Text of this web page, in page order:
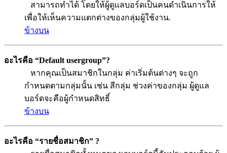
สามารถทำได้ โดยให้ผู้ดูแลบอร์ดเป็นคนดำเนินการให้
เพื่อให้เห็นความแตกต่างของกลุ่มผู้ใช้งาน.
ข้างบน
อะไรคือ “Default usergroup”?
หากคุณเป็นสมาชิกในกลุ่ม ค่าเริ่มต้นต่างๆ จะถูก
กำหนดตามกลุ่มนั้น เช่น สีกลุ่ม ช่วงค่าของกลุ่ม ผู้ดูแล
บอร์ดจะคือผู้กำหนดสิทธิ์
ข้างบน
อะไรคือ “รายชื่อสมาชิก” ?